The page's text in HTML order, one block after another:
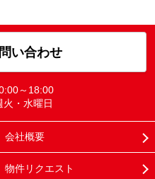
い合わせ
～18:00
火・水曜日
会社概要
物件リクエスト